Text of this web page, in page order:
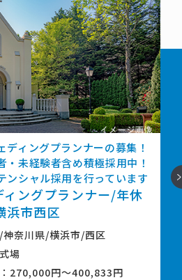
ランナーの募集！
含め積極採用中！
用を行っています
ランナー/年休
浜市/西区
～400,833円
★話題のラ
フを募集！
ャリアアッ
116日・賞
次